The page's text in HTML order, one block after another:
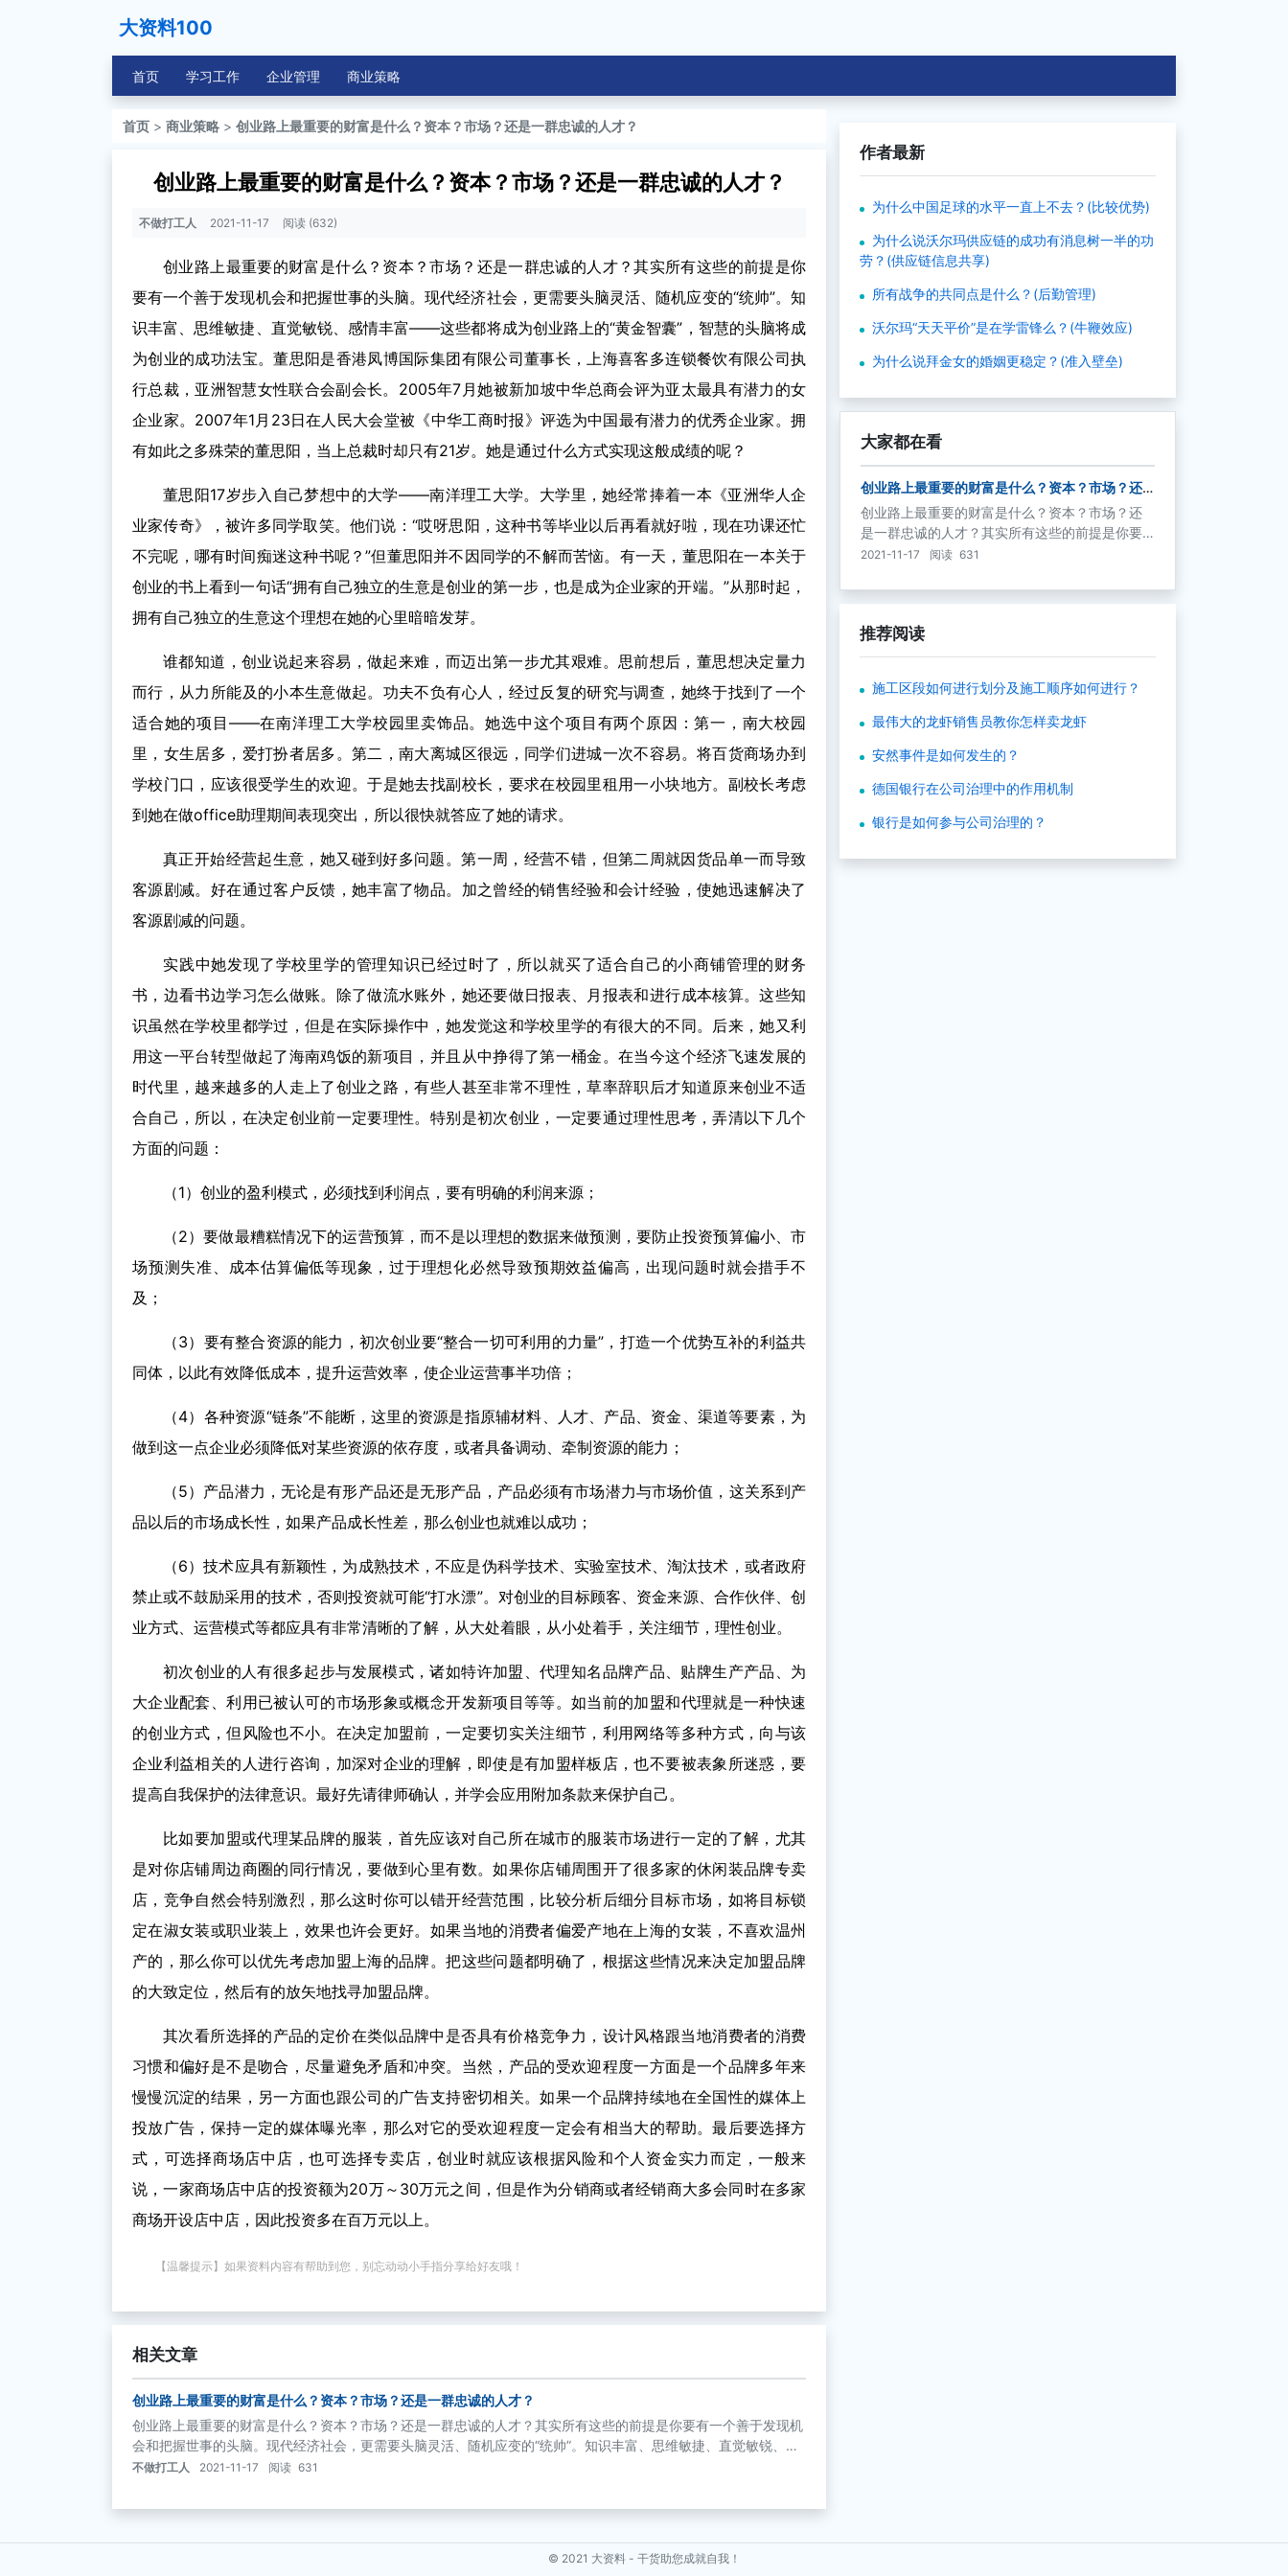
大资料100
首页 学习工作 企业管理 商业策略
首页 > 商业策略 > 创业路上最重要的财富是什么？资本？市场？还是一群忠诚的人才？
创业路上最重要的财富是什么？资本？市场？还是一群忠诚的人才？
不做打工人 2021-11-17 阅读 (632)
创业路上最重要的财富是什么？资本？市场？还是一群忠诚的人才？其实所有这些的前提是你
要有一个善于发现机会和把握世事的头脑。现代经济社会，更需要头脑灵活、随机应变的“统帅”。知
识丰富、思维敏捷、直觉敏锐、感情丰富——这些都将成为创业路上的“黄金智囊”，智慧的头脑将成
为创业的成功法宝。董思阳是香港凤博国际集团有限公司董事长，上海喜客多连锁餐饮有限公司执
行总裁，亚洲智慧女性联合会副会长。2005年7月她被新加坡中华总商会评为亚太最具有潜力的女
企业家。2007年1月23日在人民大会堂被《中华工商时报》评选为中国最有潜力的优秀企业家。拥
有如此之多殊荣的董思阳，当上总裁时却只有21岁。她是通过什么方式实现这般成绩的呢？
董思阳17岁步入自己梦想中的大学——南洋理工大学。大学里，她经常捧着一本《亚洲华人企
业家传奇》，被许多同学取笑。他们说：“哎呀思阳，这种书等毕业以后再看就好啦，现在功课还忙
不完呢，哪有时间痴迷这种书呢？”但董思阳并不因同学的不解而苦恼。有一天，董思阳在一本关于
创业的书上看到一句话“拥有自己独立的生意是创业的第一步，也是成为企业家的开端。”从那时起，
拥有自己独立的生意这个理想在她的心里暗暗发芽。
谁都知道，创业说起来容易，做起来难，而迈出第一步尤其艰难。思前想后，董思想决定量力
而行，从力所能及的小本生意做起。功夫不负有心人，经过反复的研究与调查，她终于找到了一个
适合她的项目——在南洋理工大学校园里卖饰品。她选中这个项目有两个原因：第一，南大校园
里，女生居多，爱打扮者居多。第二，南大离城区很远，同学们进城一次不容易。将百货商场办到
学校门口，应该很受学生的欢迎。于是她去找副校长，要求在校园里租用一小块地方。副校长考虑
到她在做office助理期间表现突出，所以很快就答应了她的请求。
真正开始经营起生意，她又碰到好多问题。第一周，经营不错，但第二周就因货品单一而导致
客源剧减。好在通过客户反馈，她丰富了物品。加之曾经的销售经验和会计经验，使她迅速解决了
客源剧减的问题。
实践中她发现了学校里学的管理知识已经过时了，所以就买了适合自己的小商铺管理的财务
书，边看书边学习怎么做账。除了做流水账外，她还要做日报表、月报表和进行成本核算。这些知
识虽然在学校里都学过，但是在实际操作中，她发觉这和学校里学的有很大的不同。后来，她又利
用这一平台转型做起了海南鸡饭的新项目，并且从中挣得了第一桶金。在当今这个经济飞速发展的
时代里，越来越多的人走上了创业之路，有些人甚至非常不理性，草率辞职后才知道原来创业不适
合自己，所以，在决定创业前一定要理性。特别是初次创业，一定要通过理性思考，弄清以下几个
方面的问题：
（1）创业的盈利模式，必须找到利润点，要有明确的利润来源；
（2）要做最糟糕情况下的运营预算，而不是以理想的数据来做预测，要防止投资预算偏小、市
场预测失准、成本估算偏低等现象，过于理想化必然导致预期效益偏高，出现问题时就会措手不
及；
（3）要有整合资源的能力，初次创业要“整合一切可利用的力量”，打造一个优势互补的利益共
同体，以此有效降低成本，提升运营效率，使企业运营事半功倍；
（4）各种资源“链条”不能断，这里的资源是指原辅材料、人才、产品、资金、渠道等要素，为
做到这一点企业必须降低对某些资源的依存度，或者具备调动、牵制资源的能力；
（5）产品潜力，无论是有形产品还是无形产品，产品必须有市场潜力与市场价值，这关系到产
品以后的市场成长性，如果产品成长性差，那么创业也就难以成功；
（6）技术应具有新颖性，为成熟技术，不应是伪科学技术、实验室技术、淘汰技术，或者政府
禁止或不鼓励采用的技术，否则投资就可能“打水漂”。对创业的目标顾客、资金来源、合作伙伴、创
业方式、运营模式等都应具有非常清晰的了解，从大处着眼，从小处着手，关注细节，理性创业。
初次创业的人有很多起步与发展模式，诸如特许加盟、代理知名品牌产品、贴牌生产产品、为
大企业配套、利用已被认可的市场形象或概念开发新项目等等。如当前的加盟和代理就是一种快速
的创业方式，但风险也不小。在决定加盟前，一定要切实关注细节，利用网络等多种方式，向与该
企业利益相关的人进行咨询，加深对企业的理解，即使是有加盟样板店，也不要被表象所迷惑，要
提高自我保护的法律意识。最好先请律师确认，并学会应用附加条款来保护自己。
比如要加盟或代理某品牌的服装，首先应该对自己所在城市的服装市场进行一定的了解，尤其
是对你店铺周边商圈的同行情况，要做到心里有数。如果你店铺周围开了很多家的休闲装品牌专卖
店，竞争自然会特别激烈，那么这时你可以错开经营范围，比较分析后细分目标市场，如将目标锁
定在淑女装或职业装上，效果也许会更好。如果当地的消费者偏爱产地在上海的女装，不喜欢温州
产的，那么你可以优先考虑加盟上海的品牌。把这些问题都明确了，根据这些情况来决定加盟品牌
的大致定位，然后有的放矢地找寻加盟品牌。
其次看所选择的产品的定价在类似品牌中是否具有价格竞争力，设计风格跟当地消费者的消费
习惯和偏好是不是吻合，尽量避免矛盾和冲突。当然，产品的受欢迎程度一方面是一个品牌多年来
慢慢沉淀的结果，另一方面也跟公司的广告支持密切相关。如果一个品牌持续地在全国性的媒体上
投放广告，保持一定的媒体曝光率，那么对它的受欢迎程度一定会有相当大的帮助。最后要选择方
式，可选择商场店中店，也可选择专卖店，创业时就应该根据风险和个人资金实力而定，一般来
说，一家商场店中店的投资额为20万～30万元之间，但是作为分销商或者经销商大多会同时在多家
商场开设店中店，因此投资多在百万元以上。
【温馨提示】如果资料内容有帮助到您，别忘动动小手指分享给好友哦！
相关文章
创业路上最重要的财富是什么？资本？市场？还是一群忠诚的人才？
创业路上最重要的财富是什么？资本？市场？还是一群忠诚的人才？其实所有这些的前提是你要有一个善于发现机
会和把握世事的头脑。现代经济社会，更需要头脑灵活、随机应变的“统帅”。知识丰富、思维敏捷、直觉敏锐、感
情丰富——这些都将成为创业路上的“黄金智囊”，智慧的头脑将成为创业的成功法宝。
不做打工人 2021-11-17 阅读 631
作者最新
为什么中国足球的水平一直上不去？(比较优势)
为什么说沃尔玛供应链的成功有消息树一半的功
劳？(供应链信息共享)
所有战争的共同点是什么？(后勤管理)
沃尔玛“天天平价”是在学雷锋么？(牛鞭效应)
为什么说拜金女的婚姻更稳定？(准入壁垒)
大家都在看
创业路上最重要的财富是什么？资本？市场？还
是一群忠诚的人才？
创业路上最重要的财富是什么？资本？市场？还
是一群忠诚的人才？其实所有这些的前提是你要
有一个善于发现机会和把握世事的头脑。现代经
识丰富、思维敏捷、直觉敏锐、感情丰富——这
成为创业的成功法宝。
2021-11-17 阅读 631
推荐阅读
施工区段如何进行划分及施工顺序如何进行？
最伟大的龙虾销售员教你怎样卖龙虾
安然事件是如何发生的？
德国银行在公司治理中的作用机制
银行是如何参与公司治理的？
© 2021 大资料 - 干货助您成就自我！